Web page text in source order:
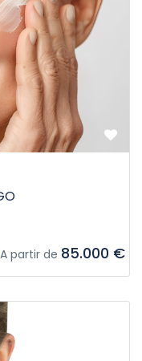
A partir de 85.000 €